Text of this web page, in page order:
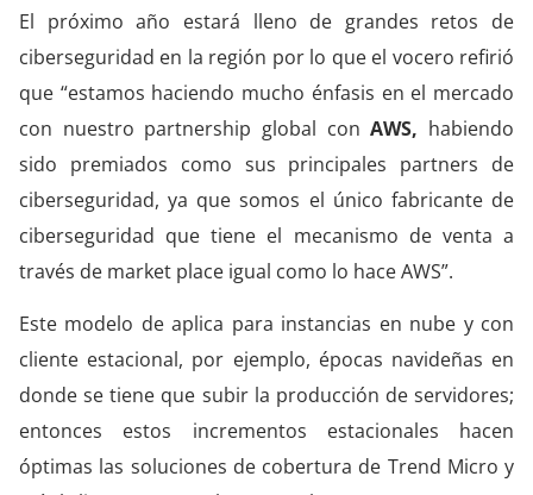
El próximo año estará lleno de grandes retos de
ciberseguridad en la región por lo que el vocero refirió
que “estamos haciendo mucho énfasis en el mercado
con nuestro partnership global conAWS, habiendo
sido premiados como sus principales partners de
ciberseguridad, ya que somos el único fabricante de
ciberseguridad que tiene el mecanismo de venta a
través de market place igual como lo hace AWS”.
Este modelo de aplica para instancias en nube y con
cliente estacional, por ejemplo, épocas navideñas en
donde se tiene que subir la producción de servidores;
entonces estos incrementos estacionales hacen
óptimas las soluciones de cobertura de Trend Micro y